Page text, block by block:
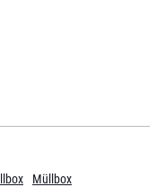
Müllbox